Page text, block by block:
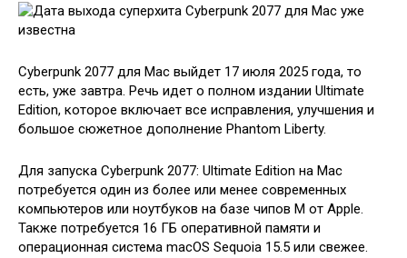
Cyberpunk 2077 для Mac выйдет 17 июля 2025 года, то
есть, уже завтра. Речь идет о полном издании Ultimate
Edition, которое включает все исправления, улучшения и
большое сюжетное дополнение Phantom Liberty.
Для запуска Cyberpunk 2077: Ultimate Edition на Mac
потребуется один из более или менее современных
компьютеров или ноутбуков на базе чипов M от Apple.
Также потребуется 16 ГБ оперативной памяти и
операционная система macOS Sequoia 15.5 или свежее.